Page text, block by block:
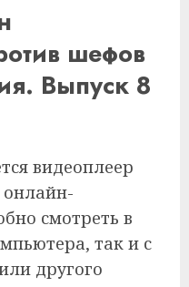
шефов
Выпуск 8
видеоплеер
смотреть в
так и с
другого